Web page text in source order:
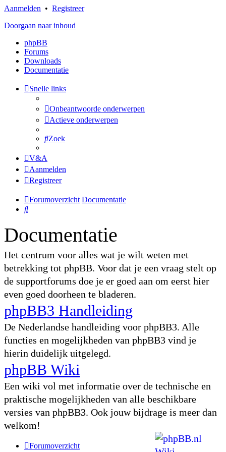
Aanmelden • Registreer
Doorgaan naar inhoud
phpBB
Forums
Downloads
Documentatie
Snelle links
Onbeantwoorde onderwerpen
Actieve onderwerpen
Zoek
V&A
Aanmelden
Registreer
Forumoverzicht Documentatie
Zoek
Documentatie
Het centrum voor alles wat je wilt weten met
betrekking tot phpBB. Voor dat je een vraag stelt op
de supportforums doe je er goed aan om eerst hier
even goed doorheen te bladeren.
phpBB3 Handleiding
De Nederlandse handleiding voor phpBB3. Alle
functies en mogelijkheden van phpBB3 vind je
hierin duidelijk uitgelegd.
phpBB Wiki
Een wiki vol met informatie over de technische en
praktische mogelijkheden van alle beschikbare
versies van phpBB3. Ook jouw bijdrage is meer dan
welkom!
Forumoverzicht